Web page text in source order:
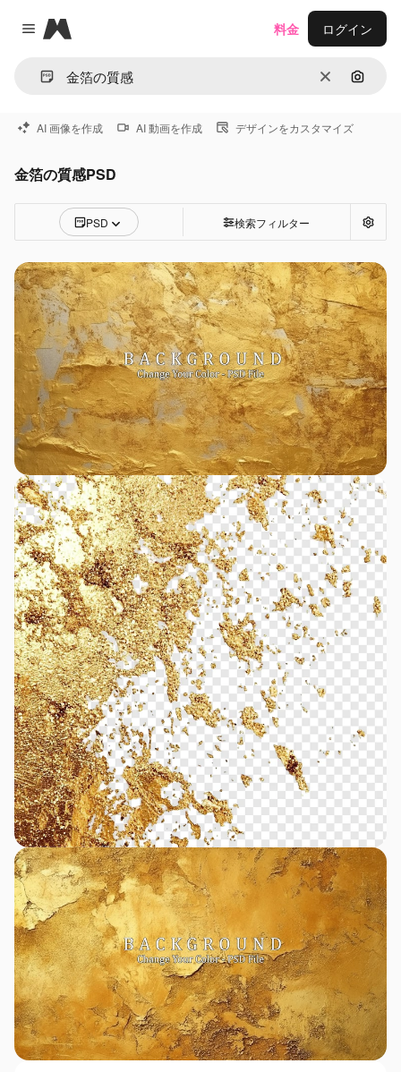
Close menu
Magnific
消去 画像で
料金 ログイン
AI 画像を作成 AI 動画を作成 デザインをカスタマイズ
金箔の質感PSD
PSD 検索フィルター